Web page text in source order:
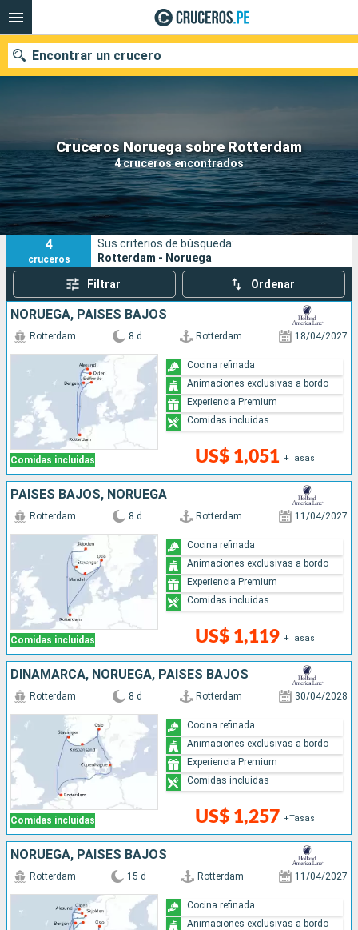
Cruceros Noruega sobre Rotterdam
4 cruceros encontrados
Encontrar un crucero
Nuestros destinos
Fecha de salida
Puertos Compañías
Buscar
4
cruceros
Sus criterios de búsqueda:
Rotterdam - Noruega
Filtrar Ordenar
NORUEGA, PAISES BAJOS
Comidas incluidas
Rotterdam 8 d Rotterdam 18/04/2027
US$ 1,051 +Tasas
Cocina refinada
Animaciones exclusivas a bordo
Experiencia Premium
Comidas incluidas
PAISES BAJOS, NORUEGA
Comidas incluidas
Rotterdam 8 d Rotterdam 11/04/2027
US$ 1,119 +Tasas
Cocina refinada
Animaciones exclusivas a bordo
Experiencia Premium
Comidas incluidas
DINAMARCA, NORUEGA, PAISES BAJOS
Comidas incluidas
Rotterdam 8 d Rotterdam 30/04/2028
US$ 1,257 +Tasas
Cocina refinada
Animaciones exclusivas a bordo
Experiencia Premium
Comidas incluidas
NORUEGA, PAISES BAJOS
Rotterdam 15 d Rotterdam 11/04/2027
Cocina refinada
Animaciones exclusivas a bordo